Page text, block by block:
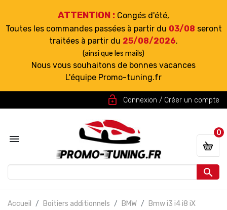
ATTENTION : Congés d'été,
Toutes les commandes passées à partir du 03/08 seront
traitées à partir du 25/08/2026.
(ainsi que les mails)
Nous vous souhaitons de bonnes vacances
L'équipe Promo-tuning.fr
lock_open Connexion / Créer un compte


0
Accueil Boitiers additionnels BMW
Bmw i3 i4 i8 iX